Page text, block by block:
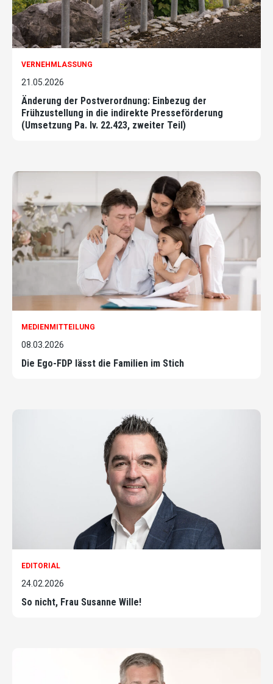
VERNEHMLASSUNG
21.05.2026
Änderung der Postverordnung: Einbezug der
Frühzustellung in die indirekte Presseförderung
(Umsetzung Pa. Iv. 22.423, zweiter Teil)
MEDIENMITTEILUNG
08.03.2026
Die Ego-FDP lässt die Familien im Stich
EDITORIAL
24.02.2026
So nicht, Frau Susanne Wille!